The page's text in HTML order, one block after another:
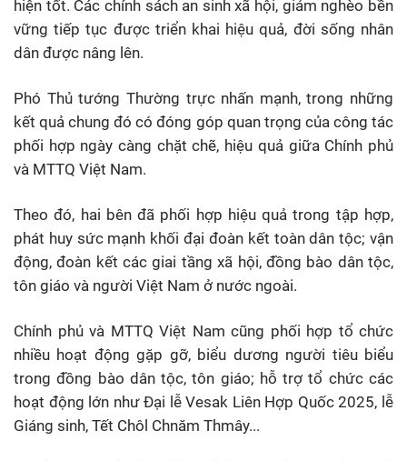
hiện tốt. Các chính sách an sinh xã hội, giảm nghèo bền
vững tiếp tục được triển khai hiệu quả, đời sống nhân
dân được nâng lên.
Phó Thủ tướng Thường trực nhấn mạnh, trong những
kết quả chung đó có đóng góp quan trọng của công tác
phối hợp ngày càng chặt chẽ, hiệu quả giữa Chính phủ
và MTTQ Việt Nam.
Theo đó, hai bên đã phối hợp hiệu quả trong tập hợp,
phát huy sức mạnh khối đại đoàn kết toàn dân tộc; vận
động, đoàn kết các giai tầng xã hội, đồng bào dân tộc,
tôn giáo và người Việt Nam ở nước ngoài.
Chính phủ và MTTQ Việt Nam cũng phối hợp tổ chức
nhiều hoạt động gặp gỡ, biểu dương người tiêu biểu
trong đồng bào dân tộc, tôn giáo; hỗ trợ tổ chức các
hoạt động lớn như Đại lễ Vesak Liên Hợp Quốc 2025, lễ
Giáng sinh, Tết Chôl Chnăm Thmây...